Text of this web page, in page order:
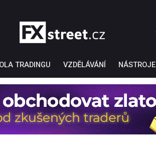
TRADINGU VZDĚLÁVÁNÍ NÁSTROJE